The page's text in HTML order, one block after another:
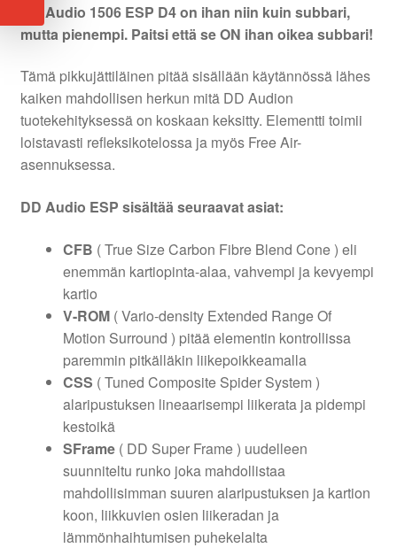
DD Audio 1506 ESP D4 on ihan niin kuin subbari,
mutta pienempi. Paitsi että se ON ihan oikea subbari!
Tämä pikkujättiläinen pitää sisällään käytännössä lähes
kaiken mahdollisen herkun mitä DD Audion
tuotekehityksessä on koskaan keksitty. Elementti toimii
loistavasti refleksikotelossa ja myös Free Air-
asennuksessa.
DD Audio ESP sisältää seuraavat asiat:
CFB ( True Size Carbon Fibre Blend Cone ) eli
enemmän kartiopinta-alaa, vahvempi ja kevyempi
kartio
V-ROM( Vario-density Extended Range Of
Motion Surround ) pitää elementin kontrollissa
paremmin pitkälläkin liikepoikkeamalla
CSS ( Tuned Composite Spider System )
alaripustuksen lineaarisempi liikerata ja pidempi
kestoikä
SFrame( DD Super Frame ) uudelleen
suunniteltu runko joka mahdollistaa
mahdollisimman suuren alaripustuksen ja kartion
koon, liikkuvien osien liikeradan ja
lämmönhaihtumisen puhekelalta